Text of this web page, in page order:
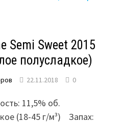
Semi Sweet 2015
полусладкое)
22.11.2018 0
11,5% об.
(18-45 г/м³) ­­ Запах: